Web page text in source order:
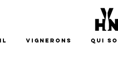
Vignerons Qui